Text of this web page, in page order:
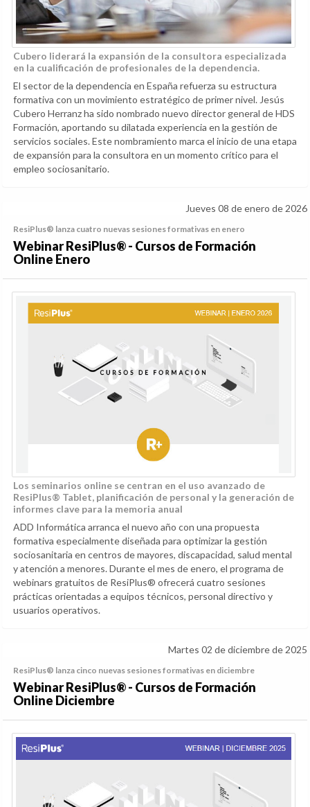
Cubero liderará la expansión de la consultora especializada
en la cualificación de profesionales de la dependencia.
El sector de la dependencia en España refuerza su estructura
formativa con un movimiento estratégico de primer nivel. Jesús
Cubero Herranz ha sido nombrado nuevo director general de HDS
Formación, aportando su dilatada experiencia en la gestión de
servicios sociales. Este nombramiento marca el inicio de una etapa
de expansión para la consultora en un momento crítico para el
empleo sociosanitario.
Jueves 08 de enero de 2026
ResiPlus® lanza cuatro nuevas sesiones formativas en enero
Webinar ResiPlus® - Cursos de Formación
Online Enero
Los seminarios online se centran en el uso avanzado de
ResiPlus® Tablet, planificación de personal y la generación de
informes clave para la memoria anual
ADD Informática arranca el nuevo año con una propuesta
formativa especialmente diseñada para optimizar la gestión
sociosanitaria en centros de mayores, discapacidad, salud mental
y atención a menores. Durante el mes de enero, el programa de
webinars gratuitos de ResiPlus® ofrecerá cuatro sesiones
prácticas orientadas a equipos técnicos, personal directivo y
usuarios operativos.
Martes 02 de diciembre de 2025
ResiPlus® lanza cinco nuevas sesiones formativas en diciembre
Webinar ResiPlus® - Cursos de Formación
Online Diciembre